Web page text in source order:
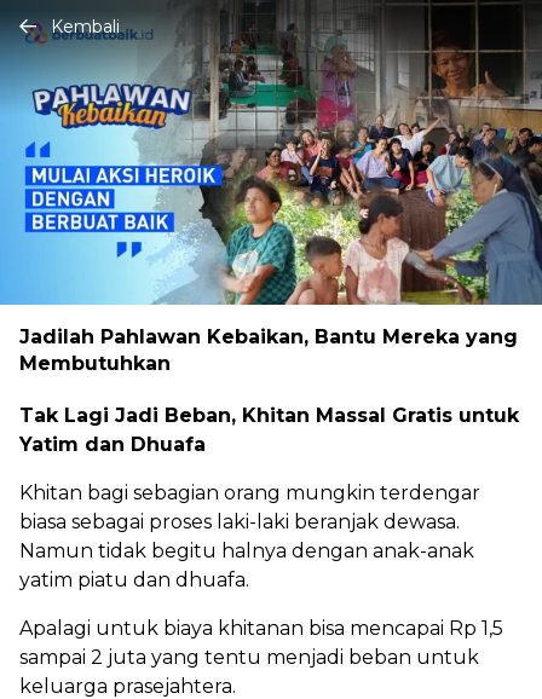
Kembali
Jadilah Pahlawan Kebaikan, Bantu Mereka yang
Membutuhkan
Tak Lagi Jadi Beban, Khitan Massal Gratis untuk
Yatim dan Dhuafa
Khitan bagi sebagian orang mungkin terdengar
biasa sebagai proses laki-laki beranjak dewasa.
Namun tidak begitu halnya dengan anak-anak
yatim piatu dan dhuafa.
Apalagi untuk biaya khitanan bisa mencapai Rp 1,5
sampai 2 juta yang tentu menjadi beban untuk
keluarga prasejahtera.